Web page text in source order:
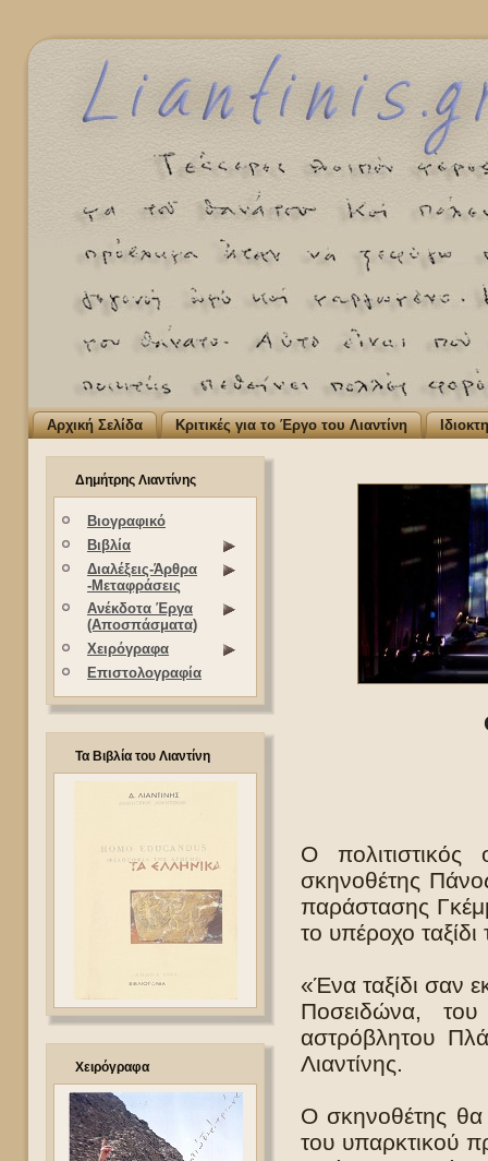
Αρχική Σελίδα Κριτικές για το Έργο του Λιαντίνη
Δημήτρης Λιαντίνης
Βιογραφικό
Βιβλία
Διαλέξεις-Άρθρα
-Μεταφράσεις
Ανέκδοτα Έργα
(Αποσπάσματα)
Χειρόγραφα
Επιστολογραφία
Τα Βιβλία του Λιαντίνη
Χειρόγραφα
Ο
σκηνοθέτης
παράστασης
το υπέροχο
«Ένα ταξίδι σαν
Ποσειδώνα,
αστρόβλητου
Λιαντίνης.
Ο σκηνοθέτης θα
του υπαρκτικού